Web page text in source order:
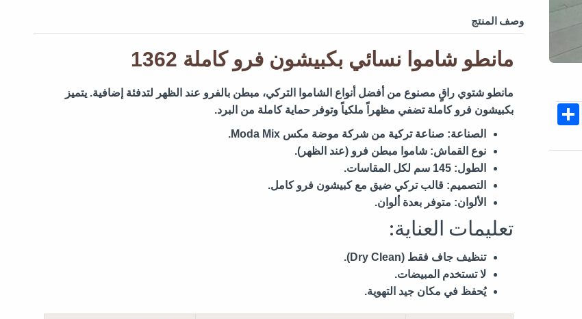
Share
وصف المنتج
مانطو شاموا نسائي بكبيشون فرو كاملة 1362
مانطو شتوي راقٍ مصنوع من أفضل أنواع الشاموا التركي، مبطن بالفرو عند الظهر لتدفئة إضافية. يتميز
بكبيشون فرو كاملة تضفي مظهراً ملكياً وتوفر حماية كاملة من البرد.
الصناعة: صناعة تركية من شركة موضة مكس Moda Mix.
نوع القماش: شاموا مبطن فرو (عند الظهر).
الطول:
التصميم: قالب تركي ضيق مع كبيشون فرو كامل.
الألوان: متوفر بعدة ألوان.
تعليمات العناية:
تنظيف جاف فقط (Dry Clean).
لا تستخدم المبيضات.
يُحفظ في مكان جيد التهوية.